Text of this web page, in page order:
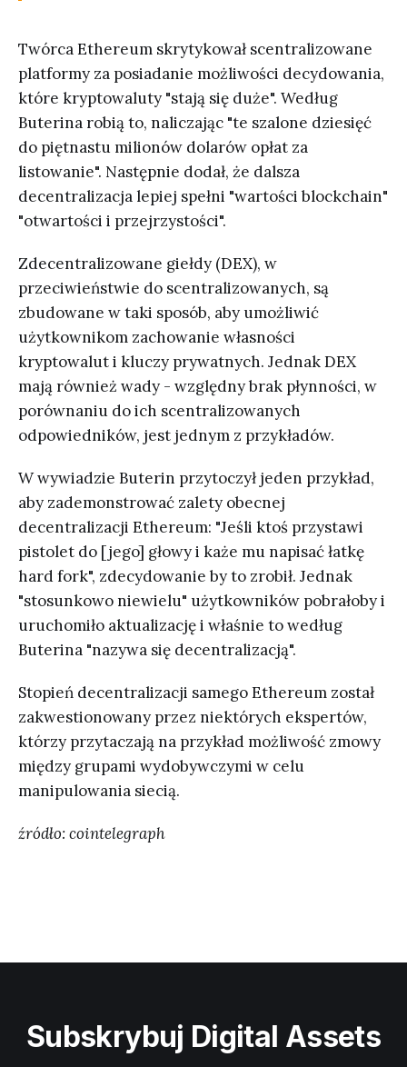
Twórca Ethereum skrytykował scentralizowane
platformy za posiadanie możliwości decydowania,
które kryptowaluty "stają się duże". Według
Buterina robią to, naliczając "te szalone dziesięć
do piętnastu milionów dolarów opłat za
listowanie". Następnie dodał, że dalsza
decentralizacja lepiej spełni "wartości blockchain"
"otwartości i przejrzystości".
Zdecentralizowane giełdy (DEX), w
przeciwieństwie do scentralizowanych, są
zbudowane w taki sposób, aby umożliwić
użytkownikom zachowanie własności
kryptowalut i kluczy prywatnych. Jednak DEX
mają również wady - względny brak płynności, w
porównaniu do ich scentralizowanych
odpowiedników, jest jednym z przykładów.
W wywiadzie Buterin przytoczył jeden przykład,
aby zademonstrować zalety obecnej
decentralizacji Ethereum: "Jeśli ktoś przystawi
pistolet do [jego] głowy i każe mu napisać łatkę
hard fork", zdecydowanie by to zrobił. Jednak
"stosunkowo niewielu" użytkowników pobrałoby i
uruchomiło aktualizację i właśnie to według
Buterina "nazywa się decentralizacją".
Stopień decentralizacji samego Ethereum został
zakwestionowany przez niektórych ekspertów,
którzy przytaczają na przykład możliwość zmowy
między grupami wydobywczymi w celu
manipulowania siecią.
źródło: cointelegraph
Subskrybuj Digital Assets